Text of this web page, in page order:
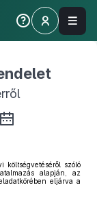
költségvetéséről szóló
alapján, az
eljárva a